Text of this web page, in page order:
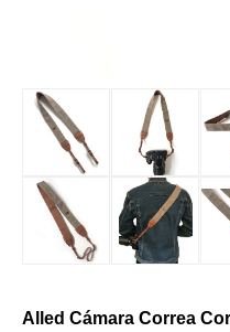
Alled Cámara Correa